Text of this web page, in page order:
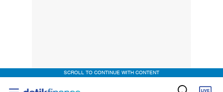
SCROLL TO CONTINUE WITH CONTENT